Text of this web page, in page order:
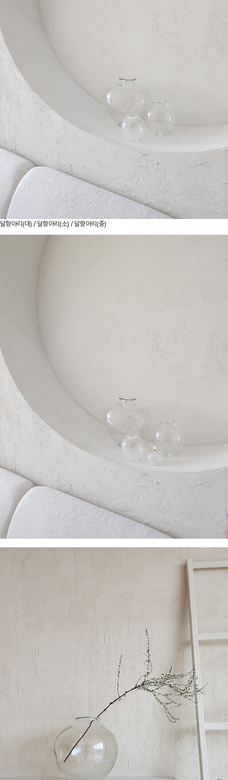
달항아리(대) / 달항아리(소) / 달항아리(중)